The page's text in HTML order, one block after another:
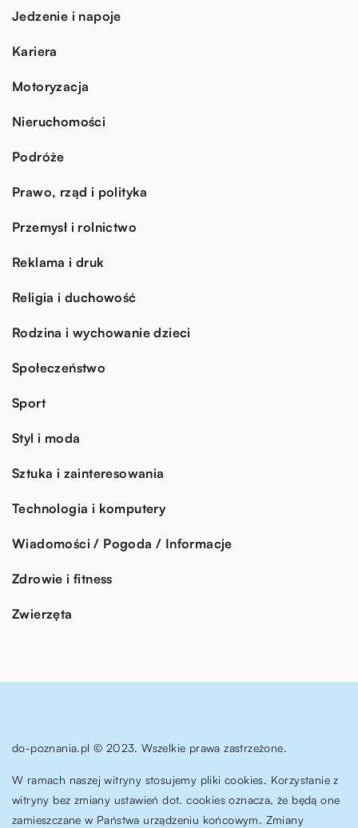
Jedzenie i napoje
Kariera
Motoryzacja
Nieruchomości
Podróże
Prawo, rząd i polityka
Przemysł i rolnictwo
Reklama i druk
Religia i duchowość
Rodzina i wychowanie dzieci
Społeczeństwo
Sport
Styl i moda
Sztuka i zainteresowania
Technologia i komputery
Wiadomości / Pogoda / Informacje
Zdrowie i fitness
Zwierzęta
do-poznania.pl © 2023. Wszelkie prawa zastrzeżone.
W ramach naszej witryny stosujemy pliki cookies. Korzystanie z
witryny bez zmiany ustawień dot. cookies oznacza, że będą one
zamieszczane w Państwa urządzeniu końcowym. Zmiany